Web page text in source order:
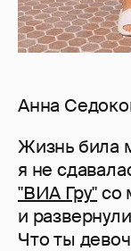
Анна
Жизнь била
я не
"ВИА Гру"со
и
Что ты